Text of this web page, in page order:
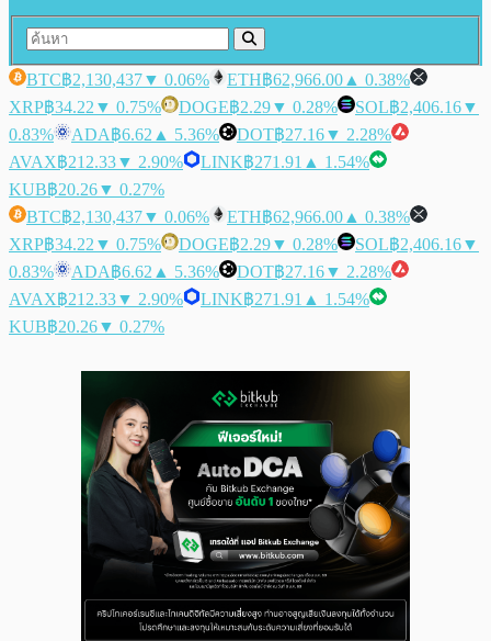
BTC฿2,130,437▼ 0.06% ETH฿62,966.00 ▲ 0.38%
XRP฿34.22 ▼ 0.75% DOGE฿2.29▼ 0.28% SOL฿2,406.16▼
0.83%
ADA฿6.62 ▲ 5.36% DOT฿27.16▼ 2.28%
AVAX฿212.33▼ 2.90% LINK฿271.91 ▲ 1.54%
KUB฿20.26▼ 0.27%
BTC฿2,130,437▼ 0.06% ETH฿62,966.00 ▲ 0.38%
XRP฿34.22 ▼ 0.75% DOGE฿2.29▼ 0.28% SOL฿2,406.16▼
0.83%
ADA฿6.62 ▲ 5.36% DOT฿27.16▼ 2.28%
AVAX฿212.33▼ 2.90% LINK฿271.91 ▲ 1.54%
KUB฿20.26▼ 0.27%